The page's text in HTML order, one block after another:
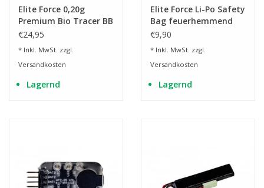
Elite Force 0,20g
Premium Bio Tracer BB
- 2.700 Stück - weiss
€24,95
* Inkl. MwSt. zzgl.
Versandkosten
Lagernd
Elite Force Li-Po Safety
Bag feuerhemmend
200 x 100 x 5 mm
€9,90
* Inkl. MwSt. zzgl.
Versandkosten
Lagernd